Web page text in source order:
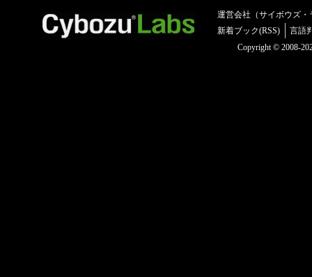
運営会社（サイボウズ・
新着ブック(RSS)
言語
Copyright © 2008-